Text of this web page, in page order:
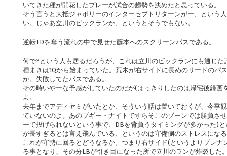
いてきた種が開花したプレーが試合の趨勢を決めたと思っている。
そう言うと大抵ジャボリーのインターセプトリターンがー、という
い。じゃあ立川のビックランか、というとそうでもない。
逆転TDを奪う流れの中で見せた藤本へのスクリーンパスである。
何で?という人も居るだろうが、これは立川のビックランにも通じた
種まきは1Qから始まっていた。荒木が右サイドに長めのリードのパ
か。失敗してたパスである。
その時いやーな予感がしていたのだが(はっきりしたのは帰宅後録
よ。
去年までアディヤミがいたとか、そういう話は置いておくが、今季
ていないのよ。あのブギー・ナイトですらそこのゾーンでは勝負さ
ーで投げられないという事で、DBを背負うタイミングが多かった)
が長すぎるとは言え飛んでいる、というのは守備側のストレスにな
これが守勢に回るとどうなるか。つまり右サイド(というよりブレ
る事となり、その分LBが引き目になった所で立川のランが炸裂した